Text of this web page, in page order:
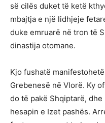
së cilës duket të ketë
mbajtja e një lidhjeje
duke emruarë në tron të
dinastija otomane.
Kjo fushatë
Grebenesë në Vlorë. Ky
do të pakë Shqiptarë,
hesapin e Izet pashës.